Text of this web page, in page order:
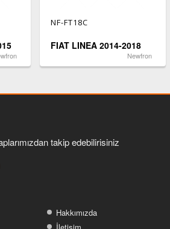
NF-FT18C
FIAT LINEA 2014-2018
Newfron
takip edebilirisiniz
Hakkımızda